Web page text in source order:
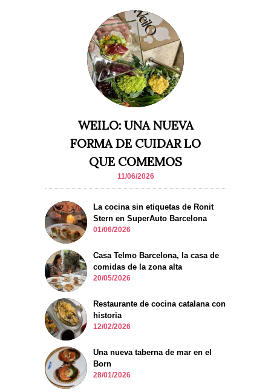
WEILO: UNA NUEVA
FORMA DE CUIDAR LO
QUE COMEMOS
11/06/2026
La cocina sin etiquetas de Ronit
Stern en SuperAuto Barcelona
01/06/2026
Casa Telmo Barcelona, la casa de
comidas de la zona alta
20/05/2026
Restaurante de cocina catalana con
historia
12/02/2026
Una nueva taberna de mar en el
Born
28/01/2026